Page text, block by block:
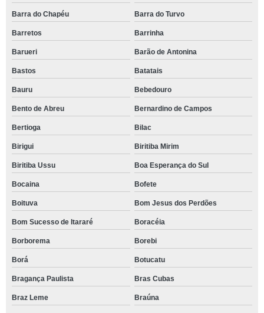
Barra do Chapéu Barra do Turvo
Barretos Barrinha
Barueri Barão de Antonina
Bastos Batatais
Bauru Bebedouro
Bento de Abreu Bernardino de Campos
Bertioga Bilac
Birigui Biritiba Mirim
Biritiba Ussu Boa Esperança do Sul
Bocaina Bofete
Boituva Bom Jesus dos Perdões
Bom Sucesso de Itararé Boracéia
Borborema Borebi
Borá Botucatu
Bragança Paulista Bras Cubas
Braz Leme Braúna